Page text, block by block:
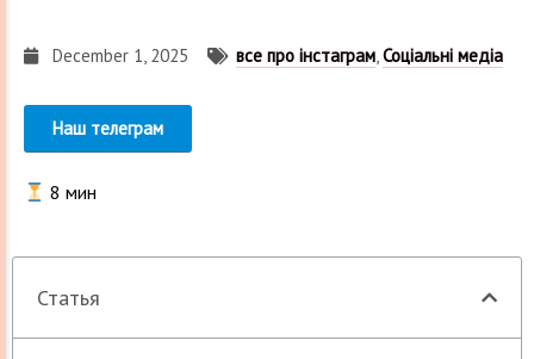
December 1, 2025 все про інстаграм,Соціальні медіа
Наш телеграм
8 мин
Статья